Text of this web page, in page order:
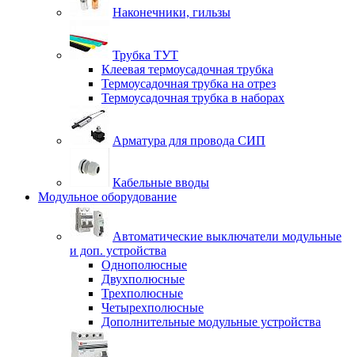
Наконечники, гильзы
Трубка ТУТ
Клеевая термоусадочная трубка
Термоусадочная трубка на отрез
Термоусадочная трубка в наборах
Арматура для провода СИП
Кабельные вводы
Модульное оборудование
Автоматические выключатели модульные
и доп. устройства
Однополюсные
Двухполюсные
Трехполюсные
Четырехполюсные
Дополнительные модульные устройства